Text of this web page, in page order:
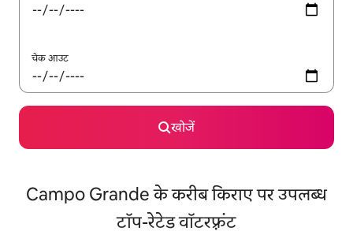
चेक आउट
खोजें
Campo Grande के करीब किराए पर उपलब्ध
टॉप-रेटेड वॉटरफ़्रंट